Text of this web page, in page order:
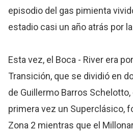
episodio del gas pimienta
estadio casi un año atrás por
Esta vez, el Boca - River era
Transición, que se dividió en
de Guillermo Barros
primera vez un Superclásico,
Zona 2 mientras que el